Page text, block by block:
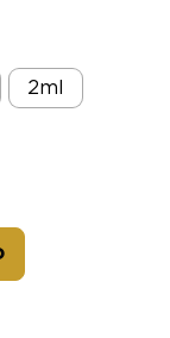
2ml